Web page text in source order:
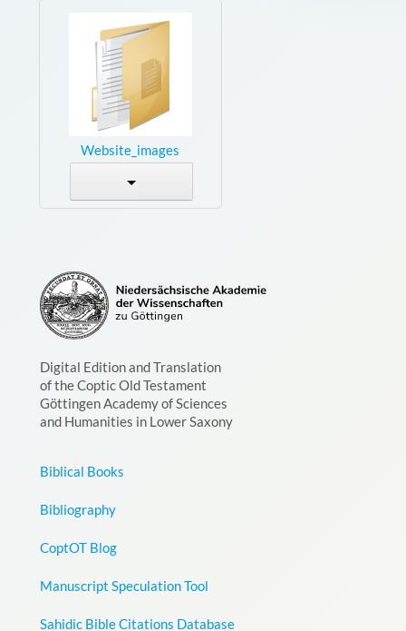
Website_images
Digital Edition and Translation
of the Coptic Old Testament
Göttingen Academy of Sciences
and Humanities in Lower Saxony
Biblical Books
Bibliography
CoptOT Blog
Manuscript Speculation Tool
Sahidic Bible Citations Database